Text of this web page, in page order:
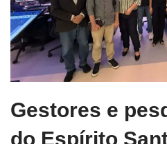
Gestores e
do Espírito